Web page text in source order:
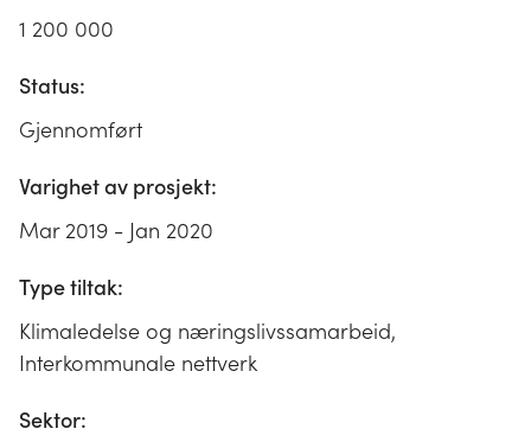
1 200 000
Status:
Gjennomført
Varighet av prosjekt:
Mar 2019 - Jan 2020
Type tiltak:
Klimaledelse og næringslivssamarbeid,
Interkommunale nettverk
Sektor: